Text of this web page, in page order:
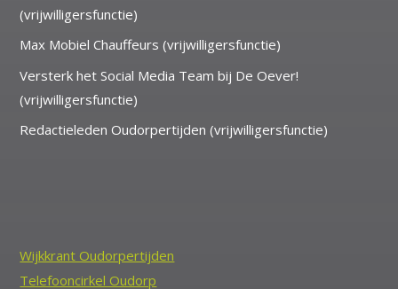
(vrijwilligersfunctie)
Max Mobiel Chauffeurs (vrijwilligersfunctie)
Versterk het Social Media Team bij De Oever!
(vrijwilligersfunctie)
Redactieleden Oudorpertijden (vrijwilligersfunctie)
Wijkkrant Oudorpertijden
Telefooncirkel Oudorp